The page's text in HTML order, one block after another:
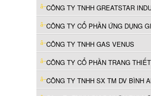
CÔNG TY TNHH GAS VENUS
CÔNG TY TNHH SX TM DV BÌNH